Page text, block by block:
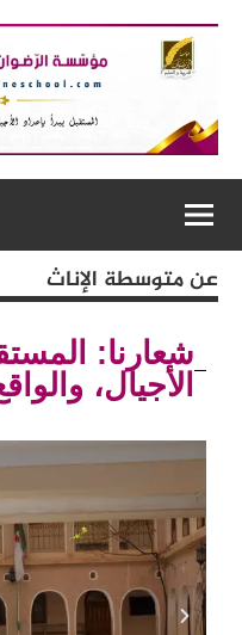
عن متوسطة الإناث
شعارنا:
الأجيال،